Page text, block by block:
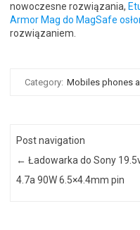
nowoczesne rozwiązania,
Armor Mag do MagSafe
rozwiązaniem.
Category: Mobiles phones
Post navigation
← Ładowarka do Sony
4.7a 90W 6.5×4.4mm pin